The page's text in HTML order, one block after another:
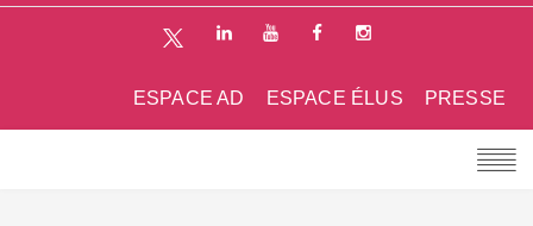
PRESSE
ESPACE ÉLUS
ESPACE AD